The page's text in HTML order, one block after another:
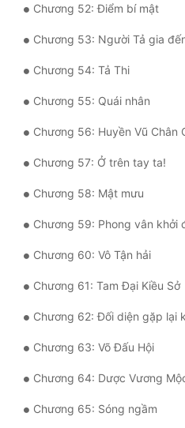
Chương 52: Điểm bí mật
Chương 53: Người Tả gia
Chương 54: Tả Thi
Chương 55: Quái nhân
Chương 56: Huyền Vũ Chân
Chương 57: Ở trên tay ta!
Chương 58: Mật mưu
Chương 59: Phong vân khởi
Chương 60: Vô Tận hải
Chương 61: Tam Đại Kiều Sở
Chương 62: Đối diện gặp lại
Chương 63: Võ Đấu Hội
Chương 64: Dược Vương
Chương 65: Sóng ngầm